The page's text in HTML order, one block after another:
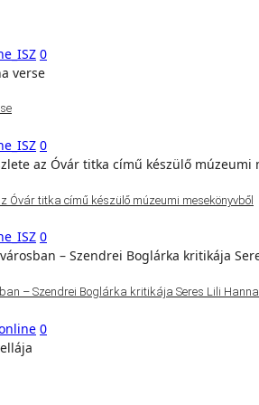
0
0
Óvár titka című készülő múzeumi mesekönyvből
0
– Szendrei Boglárka kritikája Seres Lili Hanna
0